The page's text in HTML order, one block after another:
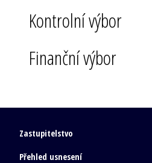
Kontrolní výbor
Finanční výbor
Zastupitelstvo
Přehled usnesení